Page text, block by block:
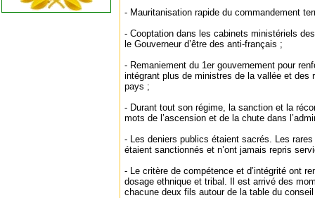
- Mauritanisation rapide du commandement
- Cooptation dans les cabinets ministériels
le Gouverneur d’être des anti-français ;
- Remaniement du 1er gouvernement pour
intégrant plus de ministres de la vallée et des
pays ;
- Durant tout son régime, la sanction et la
mots de l’ascension et de la chute dans
- Les deniers publics étaient sacrés. Les
étaient sanctionnés et n’ont jamais repris
- Le critère de compétence et d’intégrité ont
dosage ethnique et tribal. Il est arrivé des
chacune deux fils autour de la table du